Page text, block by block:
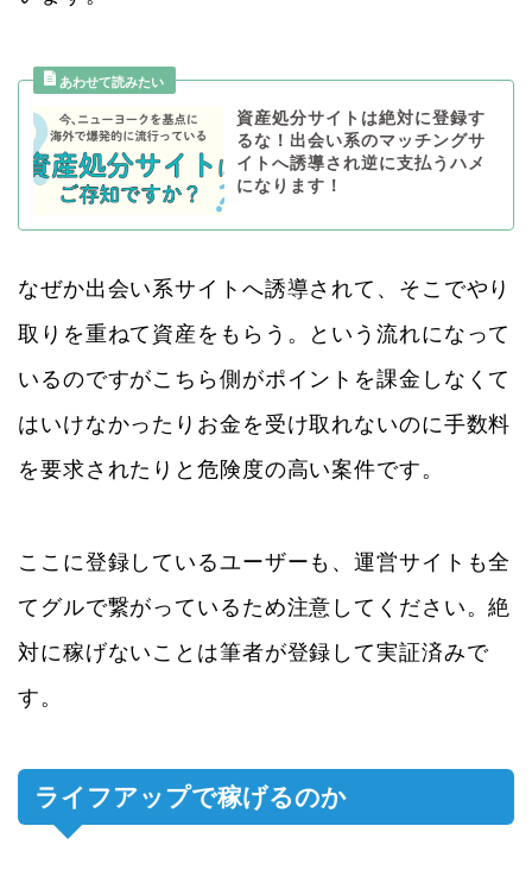
資産処分サイトは絶対に登録す
るな！出会い系のマッチングサ
イトへ誘導され逆に支払うハメ
になります！
なぜか出会い系サイトへ誘導されて、そこでやり
取りを重ねて資産をもらう。という流れになって
いるのですがこちら側がポイントを課金しなくて
はいけなかったりお金を受け取れないのに手数料
を要求されたりと危険度の高い案件です。
ここに登録しているユーザーも、運営サイトも全
てグルで繋がっているため注意してください。絶
対に稼げないことは筆者が登録して実証済みで
す。
ライフアップで稼げるのか